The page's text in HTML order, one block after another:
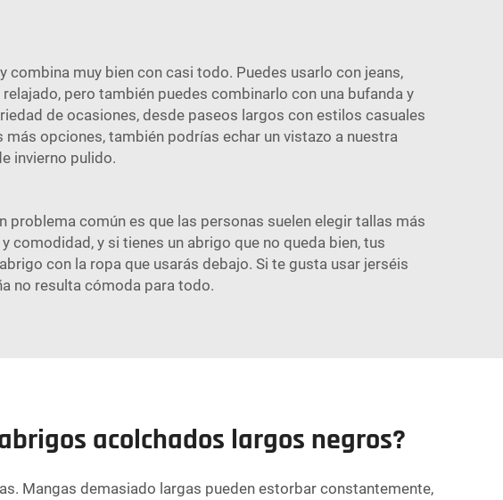
muy bien con casi todo. Puedes usarlo con jeans,
pero también puedes combinarlo con una bufanda y
de ocasiones, desde paseos largos con estilos casuales
opciones, también podrías echar un vistazo a nuestra
invierno pulido.
común es que las personas suelen elegir tallas más
y si tienes un abrigo que no queda bien, tus
con la ropa que usarás debajo. Si te gusta usar jerséis
no resulta cómoda para todo.
acolchados largos negros?
Mangas demasiado largas pueden estorbar constantemente,